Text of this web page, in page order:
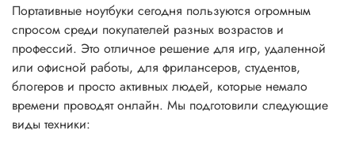
Портативные ноутбуки сегодня пользуются огромным
спросом среди покупателей разных возрастов и
профессий. Это отличное решение для игр, удаленной
или офисной работы, для фрилансеров, студентов,
блогеров и просто активных людей, которые немало
времени проводят онлайн. Мы подготовили следующие
виды техники: